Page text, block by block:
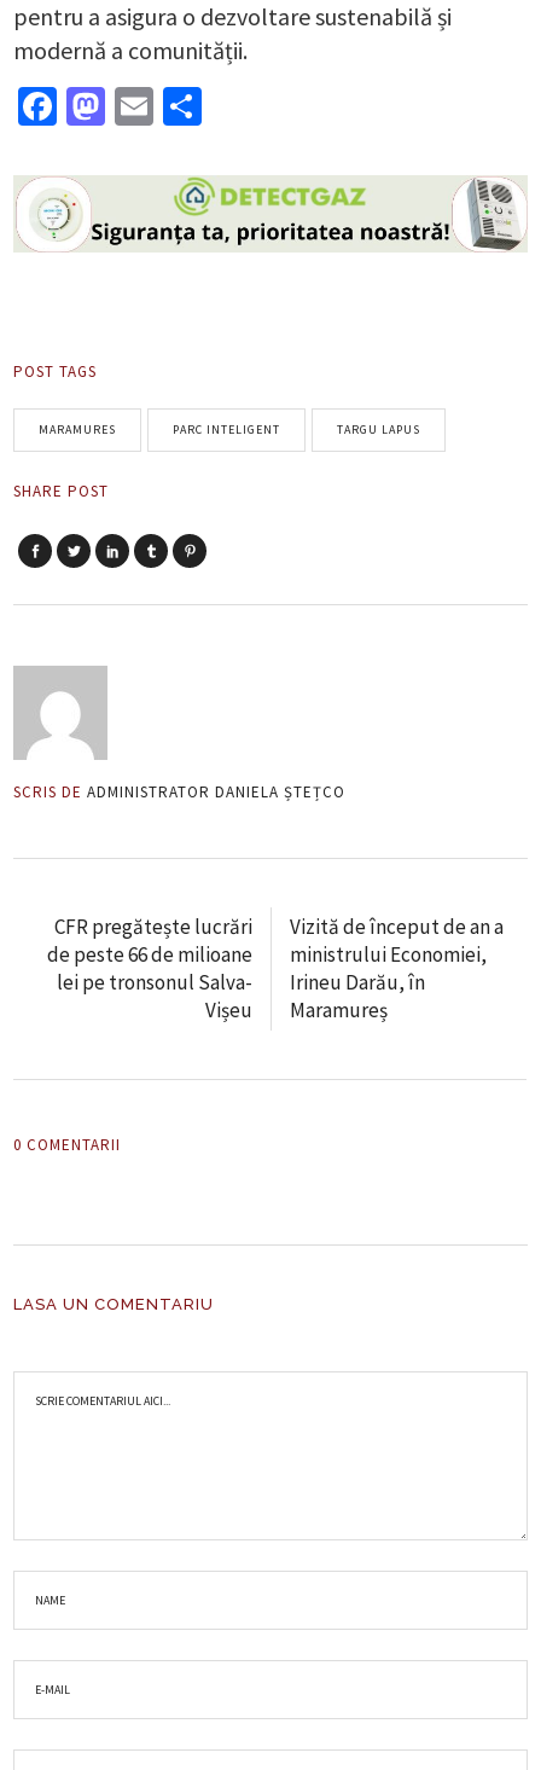
pentru a asigura o dezvoltare sustenabilă și
modernă a comunității.
Facebook
Mastodon
Email
POST TAGS
MARAMURES PARC INTELIGENT TARGU LAPUS
SHARE POST
SCRIS DE ADMINISTRATOR DANIELA ȘTEȚCO
CFR pregătește lucrări
de peste 66 de milioane
lei pe tronsonul Salva-
Vișeu
Vizită de început de an a
ministrului Economiei,
Irineu Darău, în
Maramureș
0 COMENTARII
LASA UN COMENTARIU